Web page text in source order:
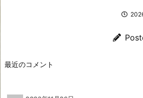
最近のコメント